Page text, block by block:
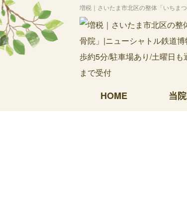
増税｜さいたま市北区の整体「いちま
HOME 当